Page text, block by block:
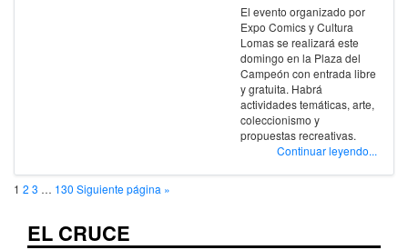
El evento organizado por
Expo Comics y Cultura
Lomas se realizará este
domingo en la Plaza del
Campeón con entrada libre
y gratuita. Habrá
actividades temáticas, arte,
coleccionismo y
propuestas recreativas.
Continuar leyendo...
1 2 3 … 130 Siguiente página »
EL CRUCE